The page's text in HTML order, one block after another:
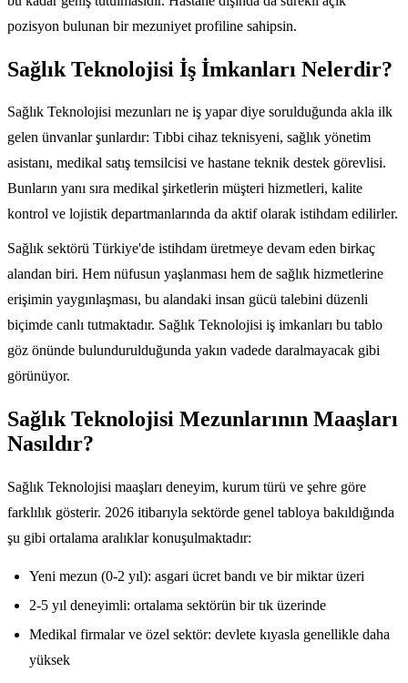
pozisyon bulunan bir mezuniyet profiline sahipsin.
Sağlık Teknolojisi İş İmkanları Nelerdir?
Sağlık Teknolojisi mezunları ne iş yapar diye sorulduğunda akla ilk
gelen ünvanlar şunlardır: Tıbbi cihaz teknisyeni, sağlık yönetim
asistanı, medikal satış temsilcisi ve hastane teknik destek görevlisi.
Bunların yanı sıra medikal şirketlerin müşteri hizmetleri, kalite
kontrol ve lojistik departmanlarında da aktif olarak istihdam edilirler.
Sağlık sektörü Türkiye'de istihdam üretmeye devam eden birkaç
alandan biri. Hem nüfusun yaşlanması hem de sağlık hizmetlerine
erişimin yaygınlaşması, bu alandaki insan gücü talebini düzenli
biçimde canlı tutmaktadır. Sağlık Teknolojisi iş imkanları bu tablo
göz önünde bulundurulduğunda yakın vadede daralmayacak gibi
görünüyor.
Sağlık Teknolojisi Mezunlarının Maaşları
Nasıldır?
Sağlık Teknolojisi maaşları deneyim, kurum türü ve şehre göre
farklılık gösterir. 2026 itibarıyla sektörde genel tabloya bakıldığında
şu gibi ortalama aralıklar konuşulmaktadır:
Yeni mezun (0-2 yıl): asgari ücret bandı ve bir miktar üzeri
2-5 yıl deneyimli: ortalama sektörün bir tık üzerinde
Medikal firmalar ve özel sektör: devlete kıyasla genellikle daha
yüksek